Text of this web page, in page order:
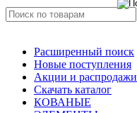
Расширенный поиск
Новые поступления
Акции и распродажи
Скачать каталог
КОВАНЫЕ